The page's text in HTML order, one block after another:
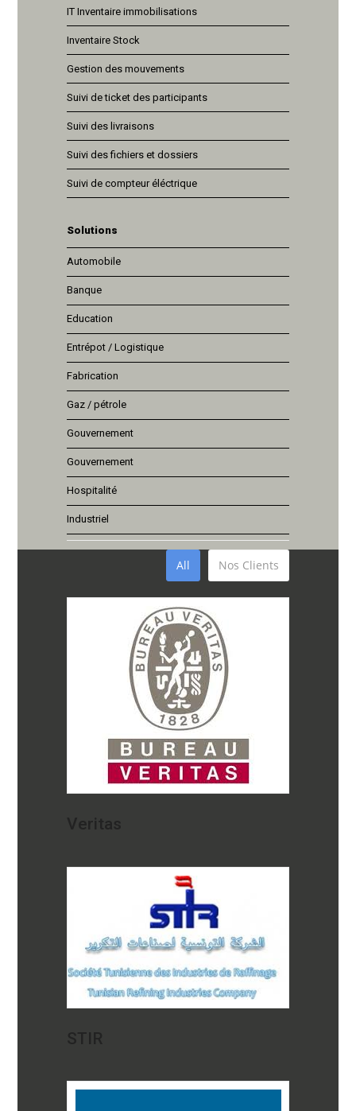
IT Inventaire immobilisations
Inventaire Stock
Gestion des mouvements
Suivi de ticket des participants
Suivi des livraisons
Suivi des fichiers et dossiers
Suivi de compteur éléctrique
Solutions
Automobile
Banque
Education
Entrépot / Logistique
Fabrication
Gaz / pétrole
Gouvernement
Gouvernement
Hospitalité
Industriel
All Nos Clients
Veritas
STIR